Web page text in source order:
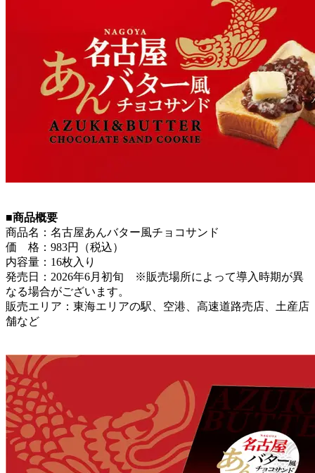
■商品概要
商品名：名古屋あんバター風チョコサンド
価 格：983円（税込）
内容量：16枚入り
発売日：2026年6月初旬 ※販売場所によって導入時期が異
なる場合がございます。
販売エリア：東海エリアの駅、空港、高速道路売店、土産店
舗など